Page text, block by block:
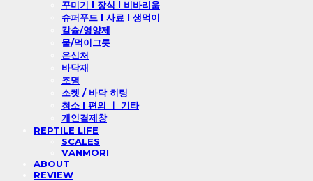
꾸미기 l 장식 l 비바리움
슈퍼푸드 l 사료 l 생먹이
칼슘/영양제
물/먹이그릇
은신처
바닥재
조명
소켓 / 바닥 히팅
청소 l 편의 ㅣ 기타
개인결제창
REPTILE LIFE
SCALES
VANMORI
ABOUT
REVIEW